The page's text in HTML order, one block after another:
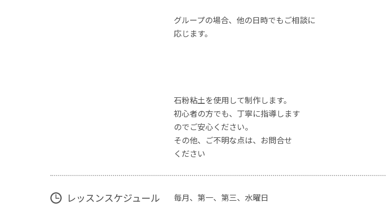
グループの場合、他の日時でもご相談に
応じます。
石粉粘土を使用して制作します。
初心者の方でも、丁寧に指導します
のでご安心ください。
その他、ご不明な点は、お問合せ
ください
レッスンスケジュール 毎月、第一、第三、水曜日